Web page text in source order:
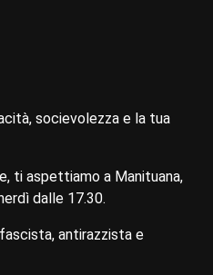
socievolezza e la tua
ti aspettiamo a Manituana,
dalle 17.30.
antirazzista e